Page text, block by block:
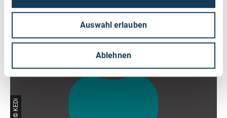
Auswahl erlauben
Ablehnen
© KEDi